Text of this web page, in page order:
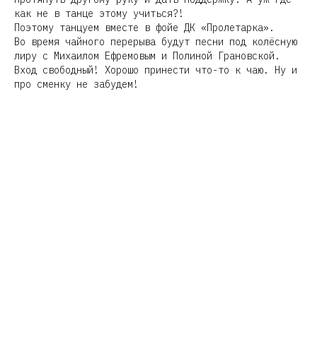
как не в танце этому учиться?!
Поэтому танцуем вместе в фойе ДК «Пролетарка».
Во время чайного перерыва будут песни под колёсную
лиру с Михаилом Ефремовым и Полиной Грановской.
Вход свободный! Хорошо принести что-то к чаю. Ну и
про сменку не забудем!